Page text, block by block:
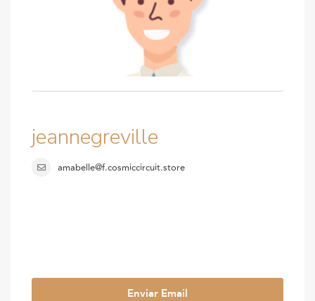
jeannegreville
amabelle@f.cosmiccircuit.store
Enviar Email